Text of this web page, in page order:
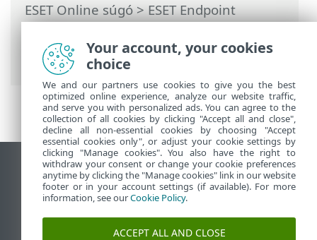
ESET Online súgó>ESET Endpoint
Antivirus>Távolról felügyelt végpontok
dokumentációja> Az ESET PROTECT
ismertetése
Asztali webhely megtekintése
End of Life
Az ESET tudásbázisa
ESET Fórum
Your account, your cookies
choice
We and our partners use cookies to give you the best
optimized online experience, analyze our website traffic,
and serve you with personalized ads. You can agree to the
collection of all cookies by clicking "Accept all and close",
decline all non-essential cookies by choosing "Accept
essential cookies only", or adjust your cookie settings by
clicking "Manage cookies". You also have the right to
withdraw your consent or change your cookie preferences
anytime by clicking the "Manage cookies" link in our website
footer or in your account settings (if available). For more
information, see ourCookie Policy.
ACCEPT ALL AND CLOSE